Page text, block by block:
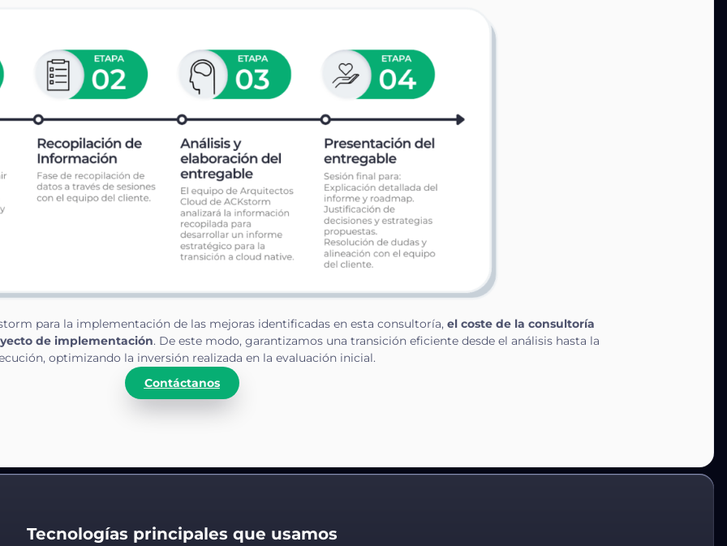
para la implementación de las mejoras identificadas en esta consultoría, el coste de la consultoría
de implementación. De este modo, garantizamos una transición eficiente desde el análisis hasta la
optimizando la inversión realizada en la evaluación inicial.
Contáctanos
Tecnologías principales que usamos